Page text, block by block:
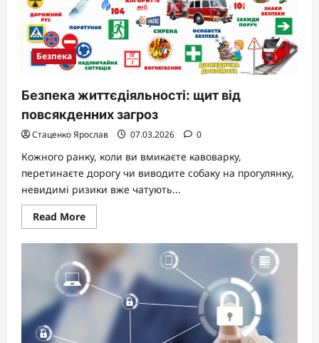
Безпека
Безпека життєдіяльності: щит від
повсякденних загроз
Стаценко Ярослав 07.03.2026 0
Кожного ранку, коли ви вмикаєте кавоварку,
перетинаєте дорогу чи виводите собаку на прогулянку,
невидимі ризики вже чатують...
Read MoreRead
more
Безпека
життєдіяльності:
щит
від
повсякденних
загроз